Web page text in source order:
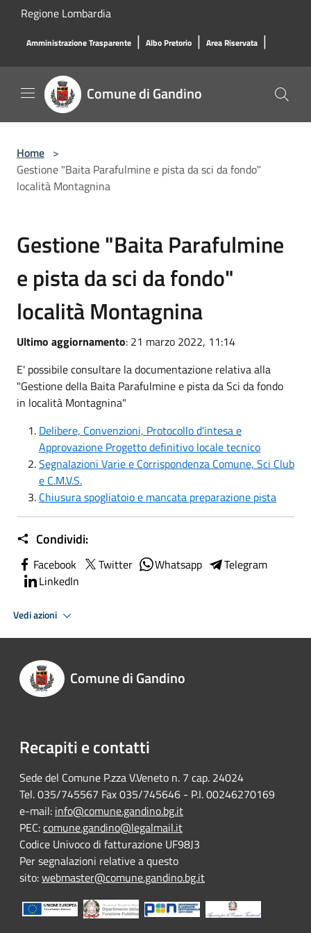
Salta al contenuto principale
Regione Lombardia
Amministrazione Trasparente | Albo Pretorio | Area Riservata |
Comune di Gandino
Home >
Gestione "Baita Parafulmine e pista da sci da fondo"
località Montagnina
Gestione "Baita Parafulmine
e pista da sci da fondo"
località Montagnina
Ultimo aggiornamento: 21 marzo 2022, 11:14
E' possibile consultare la documentazione relativa alla
"Gestione della Baita Parafulmine e pista da Sci da fondo
in località Montagnina"
Delibere, Convenzioni, Protocollo d'intesa e
Approvazione Progetto definitivo locale tecnico
Segnalazioni Varie e Corrispondenza Comune, Sci Club
e C.M.V.S.
Chiusura spogliatoio e mancata preparazione pista
Condividi:
Facebook Twitter Whatsapp
Telegram
LinkedIn
Vedi azioni
Comune di Gandino
Recapiti e contatti
Sede del Comune P.zza V.Veneto n. 7 cap. 24024
Tel. 035/745567 Fax 035/745646 - P.I. 00246270169
e-mail: info@comune.gandino.bg.it
PEC:comune.gandino@legalmail.it
Codice Univoco di fatturazione UF98J3
Per segnalazioni relative a questo
sito:webmaster@comune.gandino.bg.it